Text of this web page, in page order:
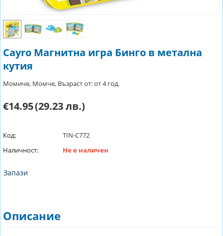
Cayro Магнитна игра Бинго в метална
кутия
Момиче, Момче, Възраст от: от 4 год.
€14.95(29.23 лв.)
Код:
TIN-C772
Наличност:
Не е наличен
Запази
Описание